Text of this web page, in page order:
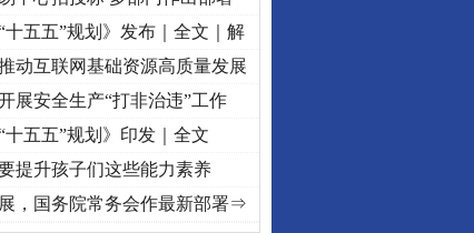
奋进复兴征程丨“转折之城”激荡..·[视频]
十五五”规划》发布｜全文｜解
动互联网基础资源高质量发展
展安全生产“打非治违”工作
十五五”规划》印发｜全文
提升孩子们这些能力素养
，国务院常务会作最新部署⇒